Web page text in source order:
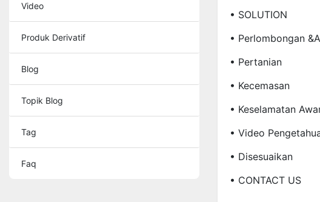
Video
Produk Derivatif
Blog
Topik Blog
Tag
Faq
• SOLUTION
• Perlombongan
• Pertanian
• Kecemasan
• Keselamatan
• Video
• Disesuaikan
• CONTACT US